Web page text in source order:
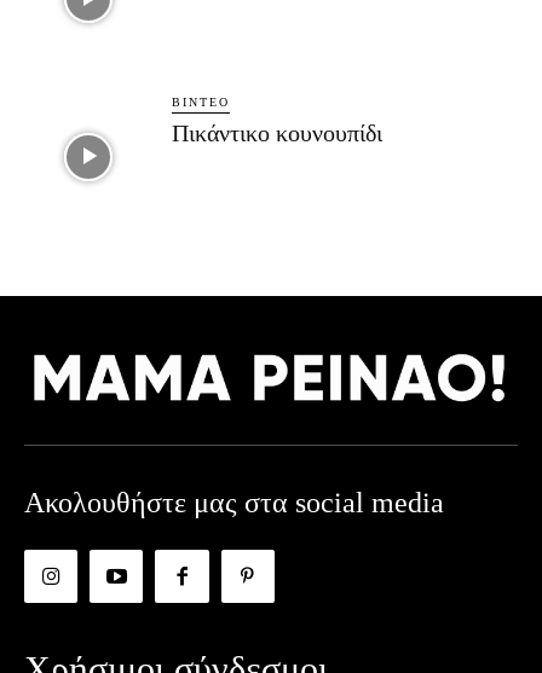
ΒΊΝΤΕΟ
Πικάντικο κουνουπίδι
Ακολουθήστε μας στα social media